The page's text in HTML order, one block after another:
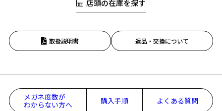
店頭の在庫を探す
取扱説明書 返品・交換について
メガネ度数が
わからない方へ
購入手順 よくある質問